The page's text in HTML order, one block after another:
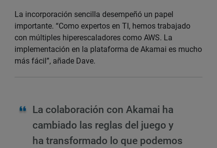
La incorporación sencilla desempeñó un papel
importante. “Como expertos en TI, hemos trabajado
con múltiples hiperescaladores como AWS. La
implementación en la plataforma de Akamai es mucho
más fácil”, añade Dave.
La colaboración con Akamai ha
cambiado las reglas del juego y
ha transformado lo que podemos